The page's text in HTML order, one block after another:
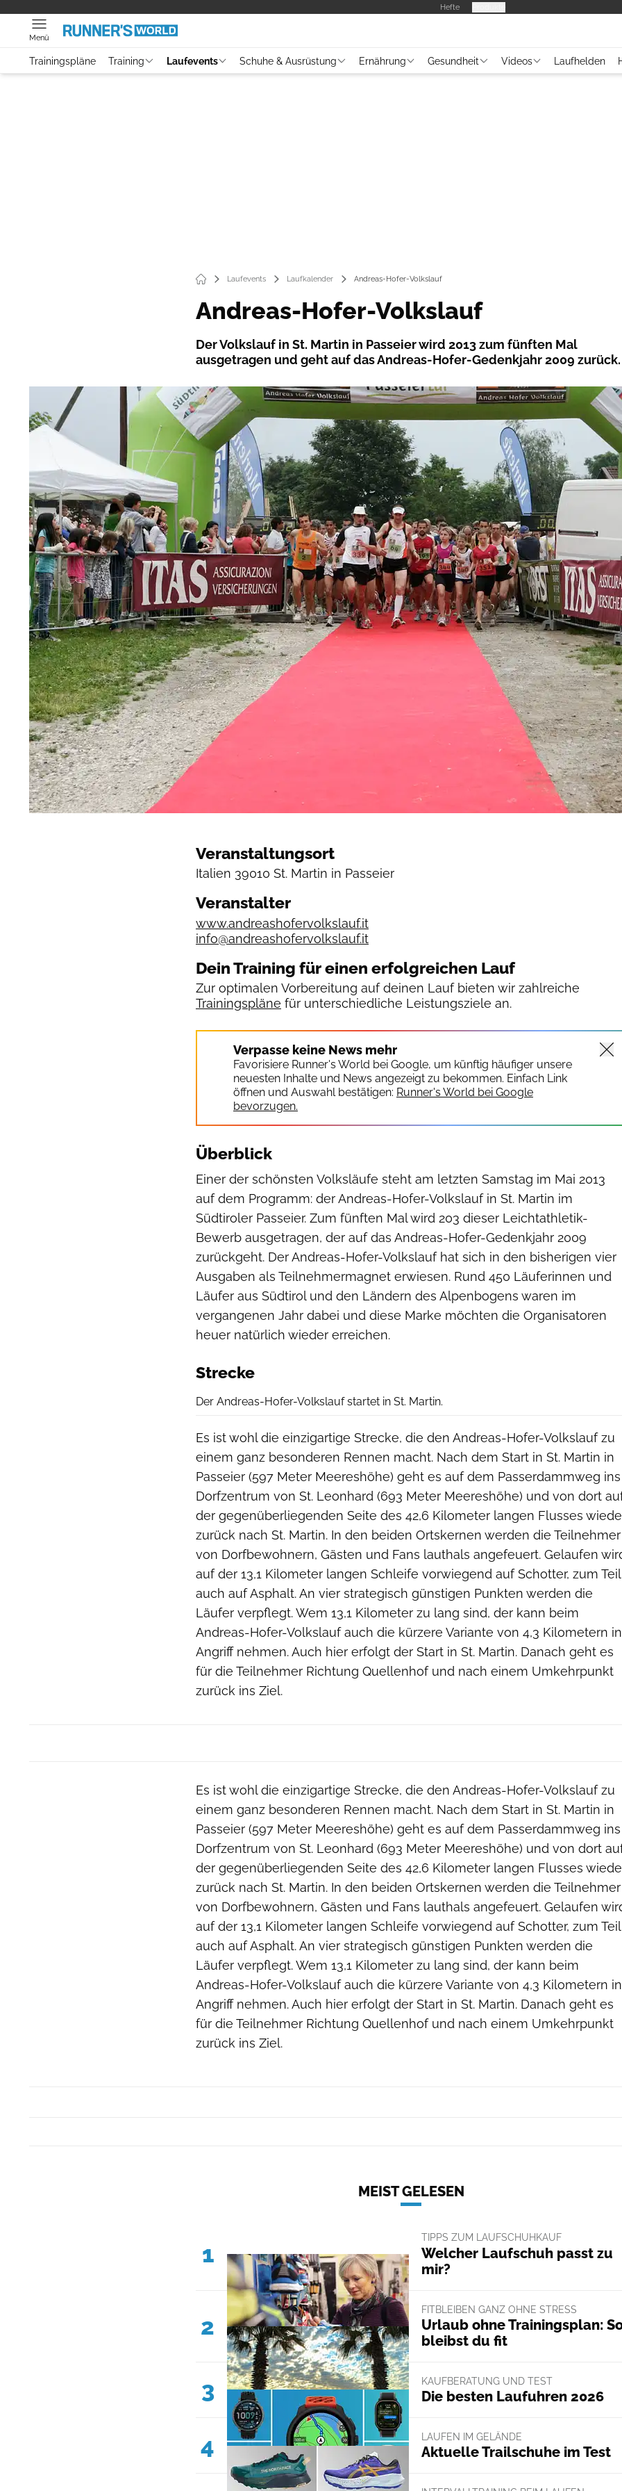
Hefte
Menü
Trainingspläne Training Laufevents Schuhe & Ausrüstung Ernährung Gesundheit Videos Laufhelden
Laufevents Laufkalender Andreas-Hofer-Volkslauf
Andreas-Hofer-Volkslauf
Der Volkslauf in St. Martin in Passeier wird 2013 zum fünften Mal
ausgetragen und geht auf das Andreas-Hofer-Gedenkjahr 2009 zurück.
Veranstaltungsort
Italien 39010 St. Martin in Passeier
Veranstalter
www.andreashofervolkslauf.it
info@andreashofervolkslauf.it
Dein Training für einen erfolgreichen Lauf
Zur optimalen Vorbereitung auf deinen Lauf bieten wir zahlreiche
Trainingspläne für unterschiedliche Leistungsziele an.
Verpasse keine News mehr
Favorisiere Runner's World bei Google, um künftig häufiger unsere
neuesten Inhalte und News angezeigt zu bekommen. Einfach Link
öffnen und Auswahl bestätigen: Runner's World bei Google
bevorzugen.
Überblick
Einer der schönsten Volksläufe steht am letzten Samstag im Mai 2013
auf dem Programm: der Andreas-Hofer-Volkslauf in St. Martin im
Südtiroler Passeier. Zum fünften Mal wird 203 dieser Leichtathletik-
Bewerb ausgetragen, der auf das Andreas-Hofer-Gedenkjahr 2009
zurückgeht. Der Andreas-Hofer-Volkslauf hat sich in den bisherigen vier
Ausgaben als Teilnehmermagnet erwiesen. Rund 450 Läuferinnen und
Läufer aus Südtirol und den Ländern des Alpenbogens waren im
vergangenen Jahr dabei und diese Marke möchten die Organisatoren
heuer natürlich wieder erreichen.
Strecke
Der Andreas-Hofer-Volkslauf startet in St. Martin.
Es ist wohl die einzigartige Strecke, die den Andreas-Hofer-Volkslauf zu
einem ganz besonderen Rennen macht. Nach dem Start in St. Martin in
Passeier (597 Meter Meereshöhe) geht es auf dem Passerdammweg ins
Dorfzentrum von St. Leonhard (693 Meter Meereshöhe) und von dort
der gegenüberliegenden Seite des 42,6 Kilometer langen Flusses
zurück nach St. Martin. In den beiden Ortskernen werden die Teilnehmer
von Dorfbewohnern, Gästen und Fans lauthals angefeuert. Gelaufen
auf der 13,1 Kilometer langen Schleife vorwiegend auf Schotter, zum Teil
auch auf Asphalt. An vier strategisch günstigen Punkten werden die
Läufer verpflegt. Wem 13,1 Kilometer zu lang sind, der kann beim
Andreas-Hofer-Volkslauf auch die kürzere Variante von 4,3 Kilometern in
Angriff nehmen. Auch hier erfolgt der Start in St. Martin. Danach geht es
für die Teilnehmer Richtung Quellenhof und nach einem Umkehrpunkt
zurück ins Ziel.
Es ist wohl die einzigartige Strecke, die den Andreas-Hofer-Volkslauf zu
einem ganz besonderen Rennen macht. Nach dem Start in St. Martin in
Passeier (597 Meter Meereshöhe) geht es auf dem Passerdammweg ins
Dorfzentrum von St. Leonhard (693 Meter Meereshöhe) und von dort
der gegenüberliegenden Seite des 42,6 Kilometer langen Flusses
zurück nach St. Martin. In den beiden Ortskernen werden die Teilnehmer
von Dorfbewohnern, Gästen und Fans lauthals angefeuert. Gelaufen
auf der 13,1 Kilometer langen Schleife vorwiegend auf Schotter, zum Teil
auch auf Asphalt. An vier strategisch günstigen Punkten werden die
Läufer verpflegt. Wem 13,1 Kilometer zu lang sind, der kann beim
Andreas-Hofer-Volkslauf auch die kürzere Variante von 4,3 Kilometern in
Angriff nehmen. Auch hier erfolgt der Start in St. Martin. Danach geht es
für die Teilnehmer Richtung Quellenhof und nach einem Umkehrpunkt
zurück ins Ziel.
MEIST GELESEN
1
TIPPS ZUM LAUFSCHUHKAUF
Welcher Laufschuh passt zu
mir?
2
FITBLEIBEN GANZ OHNE STRESS
Urlaub ohne Trainingsplan:
bleibst du fit
3 KAUFBERATUNG UND TEST
Die besten Laufuhren 2026
4 LAUFEN IM GELÄNDE
Aktuelle Trailschuhe im Test